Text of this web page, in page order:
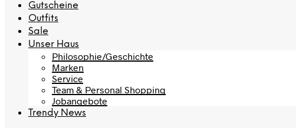
Gutscheine
Outfits
Sale
Unser Haus
Philosophie/Geschichte
Marken
Service
Team & Personal Shopping
Jobangebote
Trendy News